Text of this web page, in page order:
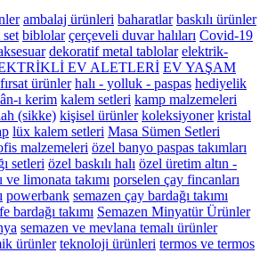
ambalaj ürünleri baharatlar baskılı ürünler
biblolar çerçeveli duvar halıları Covid-19
dekoratif metal tablolar elektrik-
EV ALETLERİ EV YAŞAM
fırsat ürünler halı - yolluk - paspas hediyelik
ı kerim kalem setleri kamp malzemeleri
(sikke) kişisel ürünler koleksiyoner kristal
lüx kalem setleri Masa Sümen Setleri
malzemeleri özel banyo paspas takımları
setleri özel baskılı halı özel üretim altın -
limonata takımı porselen çay fincanları
powerbank semazen çay bardağı takımı
bardağı takımı Semazen Minyatür Ürünler
semazen ve mevlana temalı ürünler
ürünler teknoloji ürünleri termos ve termos